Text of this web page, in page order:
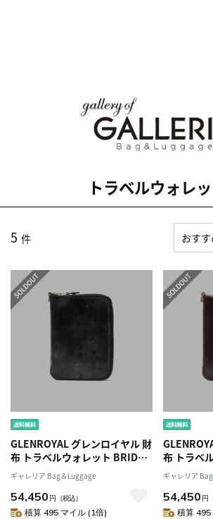
トラベルウォレ
5 件
GLENROYAL グレンロイヤル 財
布 トラベルウォレット BRIDLE
LEATHER COLLECTIONブライ
ドルレザーコレクション
ORGANIZER WALLET オーガナ
イザーウォレット 旅行 メンズ
ギャレリア Bag＆Luggage
54,450 円 （税込）
積算 495 マイル (1倍)
布 トラベ
LEATHER
ドルレザ
イザーウォ
ギャレリア
54,450 円
積算 495